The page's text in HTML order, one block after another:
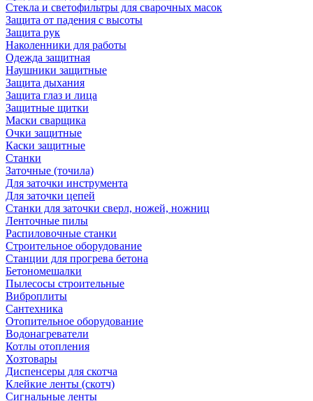
Стекла и светофильтры для сварочных масок
Защита от падения с высоты
Защита рук
Наколенники для работы
Одежда защитная
Наушники защитные
Защита дыхания
Защита глаз и лица
Защитные щитки
Маски сварщика
Очки защитные
Каски защитные
Станки
Заточные (точила)
Для заточки инструмента
Для заточки цепей
Станки для заточки сверл, ножей, ножниц
Ленточные пилы
Распиловочные станки
Строительное оборудование
Станции для прогрева бетона
Бетономешалки
Пылесосы строительные
Виброплиты
Сантехника
Отопительное оборудование
Водонагреватели
Котлы отопления
Хозтовары
Диспенсеры для скотча
Клейкие ленты (скотч)
Сигнальные ленты